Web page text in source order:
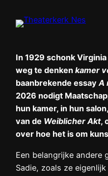
naar
In 1929 schonk
weg te denken kamer
baanbrekende essayA
2026 nodigt
hun kamer, in hun
van de Weiblicher Akt,
over hoe het is om
Een belangrijke andere
Sadie, zoals ze